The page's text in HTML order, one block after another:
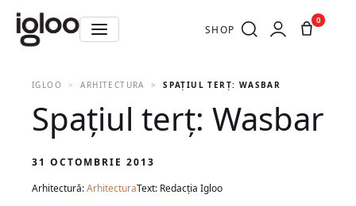
SHOP
0
IGLOO ARHITECTURA SPAŢIUL TERŢ: WASBAR
Spaţiul terţ: Wasbar
31 OCTOMBRIE 2013
Arhitectură:ArhitecturaText: Redacția Igloo